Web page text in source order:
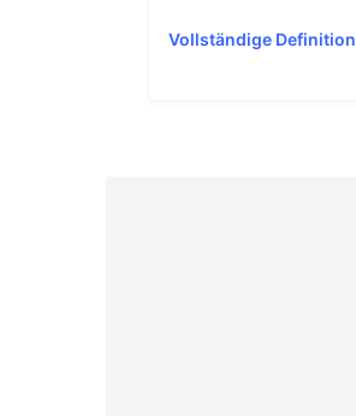
Vollständige Definition